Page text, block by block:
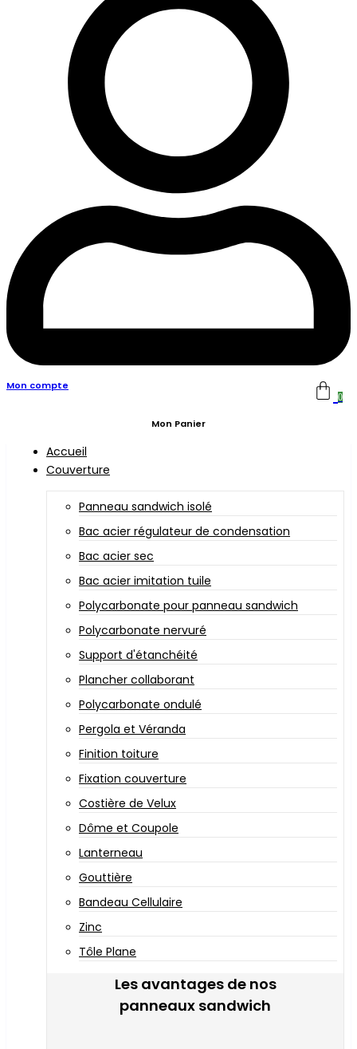
Mon compte
0
Mon Panier
Accueil
Couverture
Panneau sandwich isolé
Bac acier régulateur de condensation
Bac acier sec
Bac acier imitation tuile
Polycarbonate pour panneau sandwich
Polycarbonate nervuré
Support d'étanchéité
Plancher collaborant
Polycarbonate ondulé
Pergola et Véranda
Finition toiture
Fixation couverture
Costière de Velux
Dôme et Coupole
Lanterneau
Gouttière
Bandeau Cellulaire
Zinc
Tôle Plane
Les avantages de nos
panneaux sandwich